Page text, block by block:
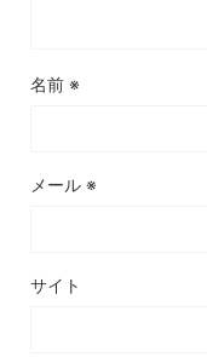
名前 ※
メール ※
サイト